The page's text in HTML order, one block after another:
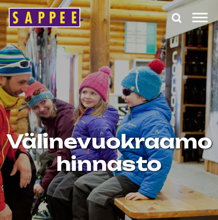
Päävalikko
Välinevuokraamo
hinnasto